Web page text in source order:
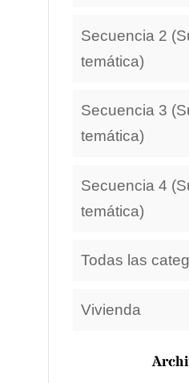
Secuencia 2
temática)
Secuencia 3
temática)
Secuencia 4
temática)
Todas las
Vivienda